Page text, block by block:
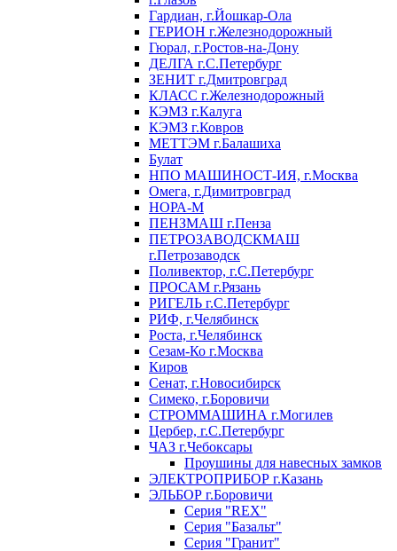
Гардиан, г.Йошкар-Ола
ГЕРИОН г.Железнодорожный
Гюрал, г.Ростов-на-Дону
ДЕЛГА г.С.Петербург
ЗЕНИТ г.Дмитровград
КЛАСС г.Железнодорожный
КЭМЗ г.Калуга
КЭМЗ г.Ковров
МЕТТЭМ г.Балашиха
Булат
НПО МАШИНОСТ-ИЯ, г.Москва
Омега, г.Димитровград
НОРА-М
ПЕНЗМАШ г.Пенза
ПЕТРОЗАВОДСКМАШ
г.Петрозаводск
Поливектор, г.С.Петербург
ПРОСАМ г.Рязань
РИГЕЛЬ г.С.Петербург
РИФ, г.Челябинск
Роста, г.Челябинск
Сезам-Ко г.Москва
Киров
Сенат, г.Новосибирск
Симеко, г.Боровичи
СТРОММАШИНА г.Могилев
Цербер, г.С.Петербург
ЧАЗ г.Чебоксары
Проушины для навесных замков
ЭЛЕКТРОПРИБОР г.Казань
ЭЛЬБОР г.Боровичи
Серия "REX"
Серия "Базальт"
Серия "Гранит"